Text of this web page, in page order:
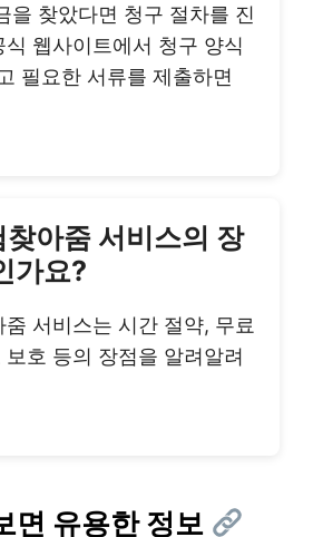
을 찾았다면 청구 절차를 진
웹사이트에서 청구 양식
필요한 서류를 제출하면
아줌 서비스의 장
가요?
서비스는 시간 절약, 무료
호 등의 장점을 알려알려
면 유용한 정보